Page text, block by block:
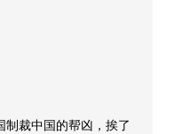
制裁中国的帮凶，挨了